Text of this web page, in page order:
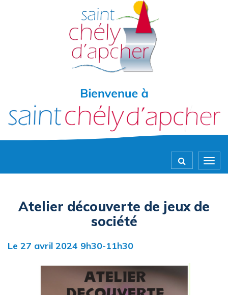
Atelier découverte de jeux de
société
Le 27 avril 2024 9h30-11h30